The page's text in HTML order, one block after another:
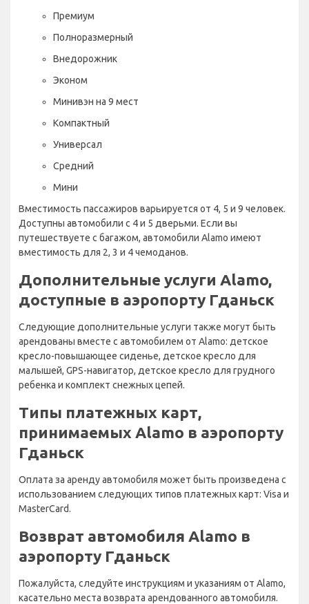
Премиум
Полноразмерный
Внедорожник
Эконом
Минивэн на 9 мест
Компактный
Универсал
Средний
Мини
Вместимость пассажиров варьируется от 4, 5 и 9 человек.
Доступны автомобили с 4 и 5 дверьми. Если вы
путешествуете с багажом, автомобили Alamo имеют
вместимость для 2, 3 и 4 чемоданов.
Дополнительные услуги Alamo,
доступные в аэропорту Гданьск
Следующие дополнительные услуги также могут быть
арендованы вместе с автомобилем от Alamo: детское
кресло-повышающее сиденье, детское кресло для
малышей, GPS-навигатор, детское кресло для грудного
ребенка и комплект снежных цепей.
Типы платежных карт,
принимаемых Alamo в аэропорту
Гданьск
Оплата за аренду автомобиля может быть произведена с
использованием следующих типов платежных карт: Visa и
MasterCard.
Возврат автомобиля Alamo в
аэропорту Гданьск
Пожалуйста, следуйте инструкциям и указаниям от Alamo,
касательно места возврата арендованного автомобиля.